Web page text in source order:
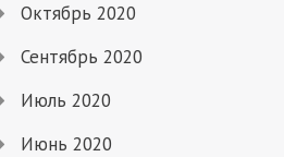
Октябрь 2020
Сентябрь 2020
Июль 2020
Июнь 2020